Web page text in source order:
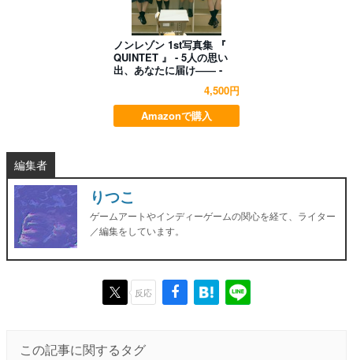
ノンレゾン 1st写真集 『
QUINTET 』 - 5人の思い
出、あなたに届け―― -
4,500円
Amazonで購入
編集者
りつこ
ゲームアートやインディーゲームの関心を経て、ライター
／編集をしています。
反応
この記事に関するタグ